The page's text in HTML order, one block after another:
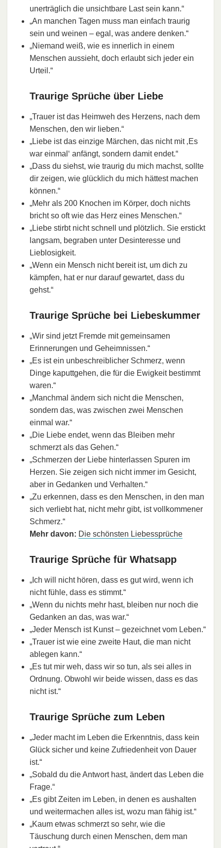
unerträglich die unsichtbare Last sein kann.“
„An manchen Tagen muss man einfach traurig
sein und weinen – egal, was andere denken.“
„Niemand weiß, wie es innerlich in einem
Menschen aussieht, doch erlaubt sich jeder ein
Urteil.“
Traurige Sprüche über Liebe
„Trauer ist das Heimweh des Herzens, nach dem
Menschen, den wir lieben.“
„Liebe ist das einzige Märchen, das nicht mit ‚Es
war einmal‘ anfängt, sondern damit endet.“
„Dass du siehst, wie traurig du mich machst, sollte
dir zeigen, wie glücklich du mich hättest machen
können.“
„Mehr als 200 Knochen im Körper, doch nichts
bricht so oft wie das Herz eines Menschen.“
„Liebe stirbt nicht schnell und plötzlich. Sie erstickt
langsam, begraben unter Desinteresse und
Lieblosigkeit.
„Wenn ein Mensch nicht bereit ist, um dich zu
kämpfen, hat er nur darauf gewartet, dass du
gehst.“
Traurige Sprüche bei Liebeskummer
„Wir sind jetzt Fremde mit gemeinsamen
Erinnerungen und Geheimnissen.“
„Es ist ein unbeschreiblicher Schmerz, wenn
Dinge kaputtgehen, die für die Ewigkeit bestimmt
waren.“
„Manchmal ändern sich nicht die Menschen,
sondern das, was zwischen zwei Menschen
einmal war.“
„Die Liebe endet, wenn das Bleiben mehr
schmerzt als das Gehen.“
„Schmerzen der Liebe hinterlassen Spuren im
Herzen. Sie zeigen sich nicht immer im Gesicht,
aber in Gedanken und Verhalten.“
„Zu erkennen, dass es den Menschen, in den man
sich verliebt hat, nicht mehr gibt, ist vollkommener
Schmerz.“
Mehr davon: Die schönsten Liebessprüche
Traurige Sprüche für Whatsapp
„Ich will nicht hören, dass es gut wird, wenn ich
nicht fühle, dass es stimmt.“
„Wenn du nichts mehr hast, bleiben nur noch die
Gedanken an das, was war.“
„Jeder Mensch ist Kunst – gezeichnet vom Leben.“
„Trauer ist wie eine zweite Haut, die man nicht
ablegen kann.“
„Es tut mir weh, dass wir so tun, als sei alles in
Ordnung. Obwohl wir beide wissen, dass es das
nicht ist.“
Traurige Sprüche zum Leben
„Jeder macht im Leben die Erkenntnis, dass kein
Glück sicher und keine Zufriedenheit von Dauer
ist.“
„Sobald du die Antwort hast, ändert das Leben die
Frage.“
„Es gibt Zeiten im Leben, in denen es aushalten
und weitermachen alles ist, wozu man fähig ist.“
„Kaum etwas schmerzt so sehr, wie die
Täuschung durch einen Menschen, dem man